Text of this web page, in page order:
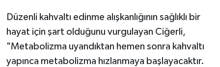
Düzenli kahvaltı edinme alışkanlığının sağlıklı bir
hayat için şart olduğunu vurgulayan Ciğerli,
"Metabolizma uyandıktan hemen sonra kahvaltı
yapınca metabolizma hızlanmaya başlayacaktır.